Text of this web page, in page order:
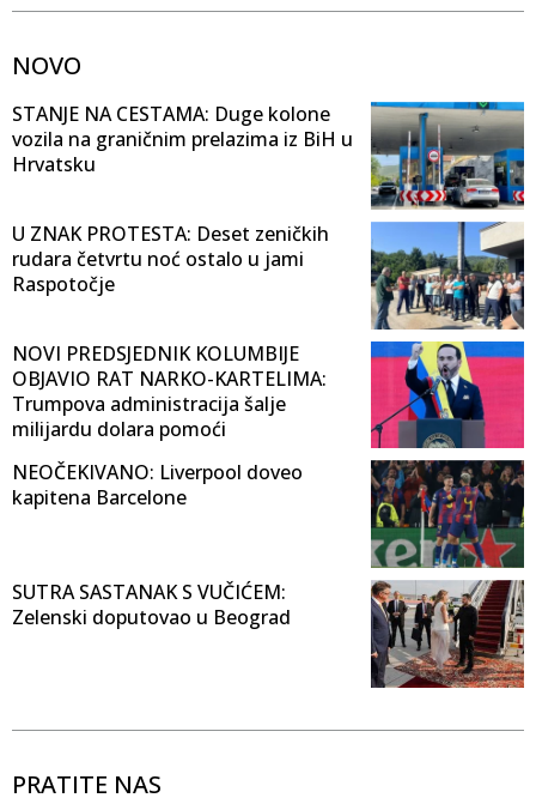
NOVO
STANJE NA CESTAMA: Duge kolone
vozila na graničnim prelazima iz BiH u
Hrvatsku
U ZNAK PROTESTA: Deset zeničkih
rudara četvrtu noć ostalo u jami
Raspotočje
NOVI PREDSJEDNIK KOLUMBIJE
OBJAVIO RAT NARKO-KARTELIMA:
Trumpova administracija šalje
milijardu dolara pomoći
NEOČEKIVANO: Liverpool doveo
kapitena Barcelone
SUTRA SASTANAK S VUČIĆEM:
Zelenski doputovao u Beograd
PRATITE NAS